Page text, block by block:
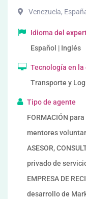
Venezuela,
Idioma del
Español | Inglés
Tecnología en la
Transporte y
Tipo de agente
FORMACIÓN
mentores
ASESOR,
privado de
EMPRESA DE
desarrollo de